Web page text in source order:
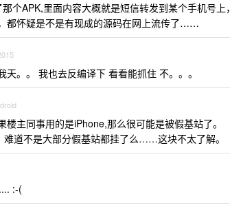
个APK,里面内容大概就是短信转发到某个手机号上
都怀疑是不是有现成的源码在网上流传了……
天。。 我也去反编译下 看看能抓住 不。。。
主同事用的是iPhone,那么很可能是被假基站了。
道不是大部分假基站都挂了么……这块不太了解。
:-(